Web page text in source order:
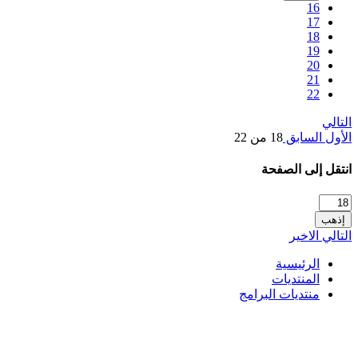
16
17
18
19
20
21
22
التالي
الأول السابق 18 من 22
انتقل إلى الصفحة
إذهب
التالي الاخير
الرئيسية
المنتديات
منتديات البرامج